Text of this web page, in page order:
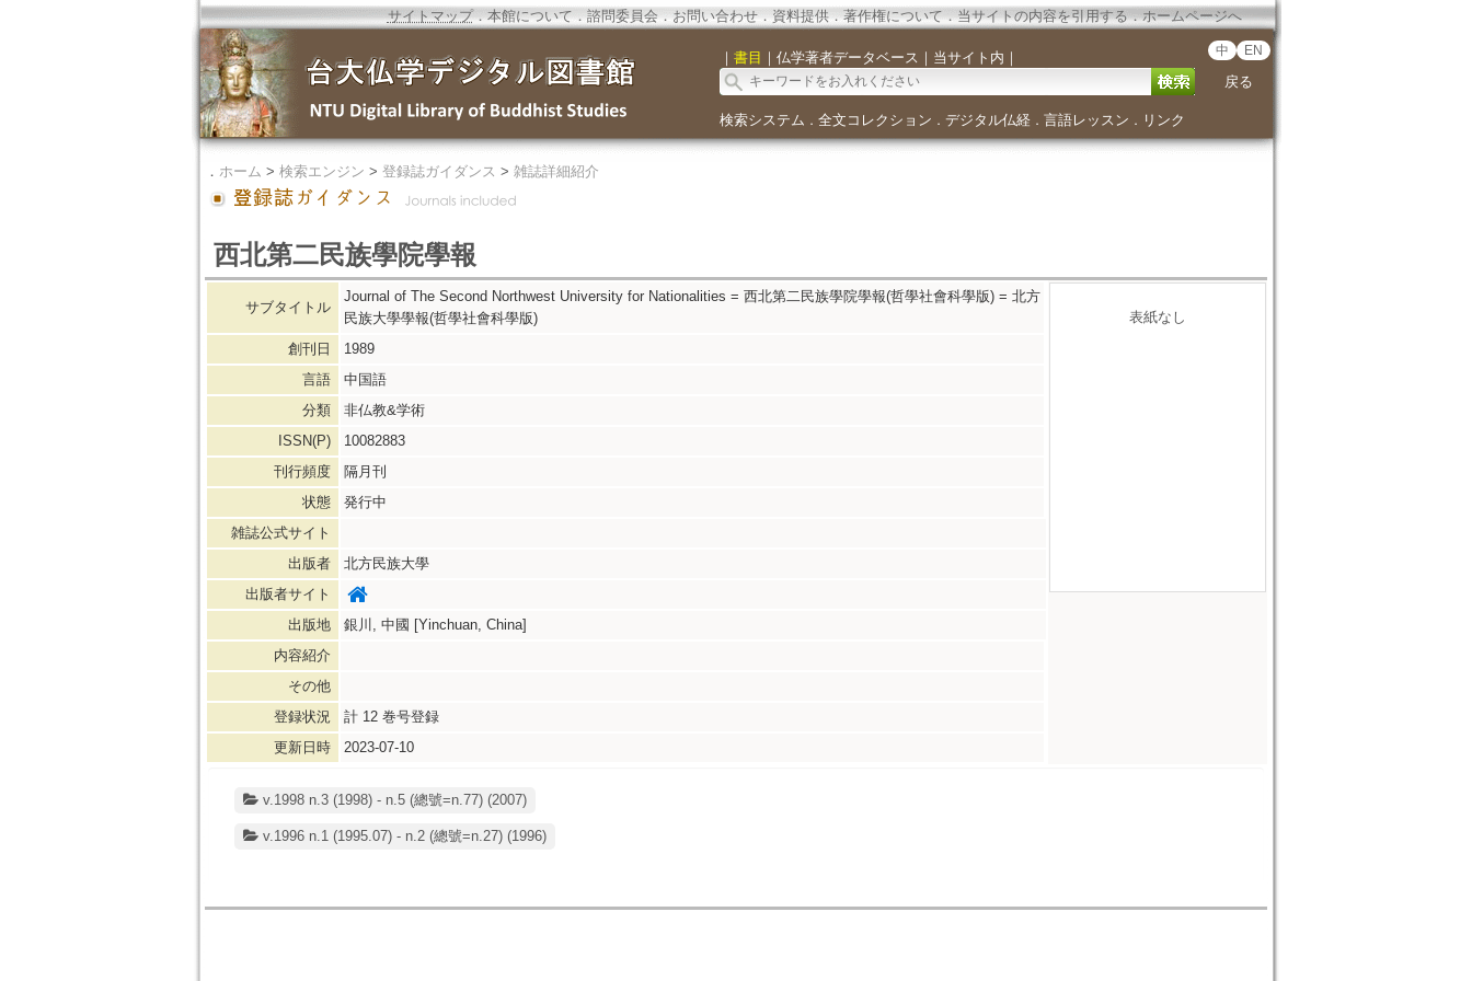
サイトマップ．本館について．諮問委員会．お問い合わせ．資料提供．著作権について．当サイトの内容を引用する．ホームページへ
｜ 書目 ｜ 仏学著者データベース ｜ 当サイト内 ｜ 中 EN
戻る
検索システム ． 全文コレクション ． デジタル仏経． 言語レッスン ． リンク
． ホーム > 検索エンジン > 登録誌ガイダンス > 雑誌詳細紹介
西北第二民族學院學報
サブタイトル
Journal of The Second Northwest University for Nationalities = 西北第二民族學院學報(哲學社會科學版) = 北方
民族大學學報(哲學社會科學版)
創刊日
1989
言語
中国語
分類
非仏教&学術
ISSN(P)
10082883
刊行頻度
隔月刊
状態
発行中
雑誌公式サイト
出版者
北方民族大學
出版者サイト
出版地
銀川, 中國 [Yinchuan, China]
内容紹介
その他
登録状況
計 12巻号登録
更新日時
2023-07-10
表紙なし
v.1998 n.3 (1998) - n.5 (總號=n.77) (2007)
v.1996 n.1 (1995.07) - n.2 (總號=n.27) (1996)